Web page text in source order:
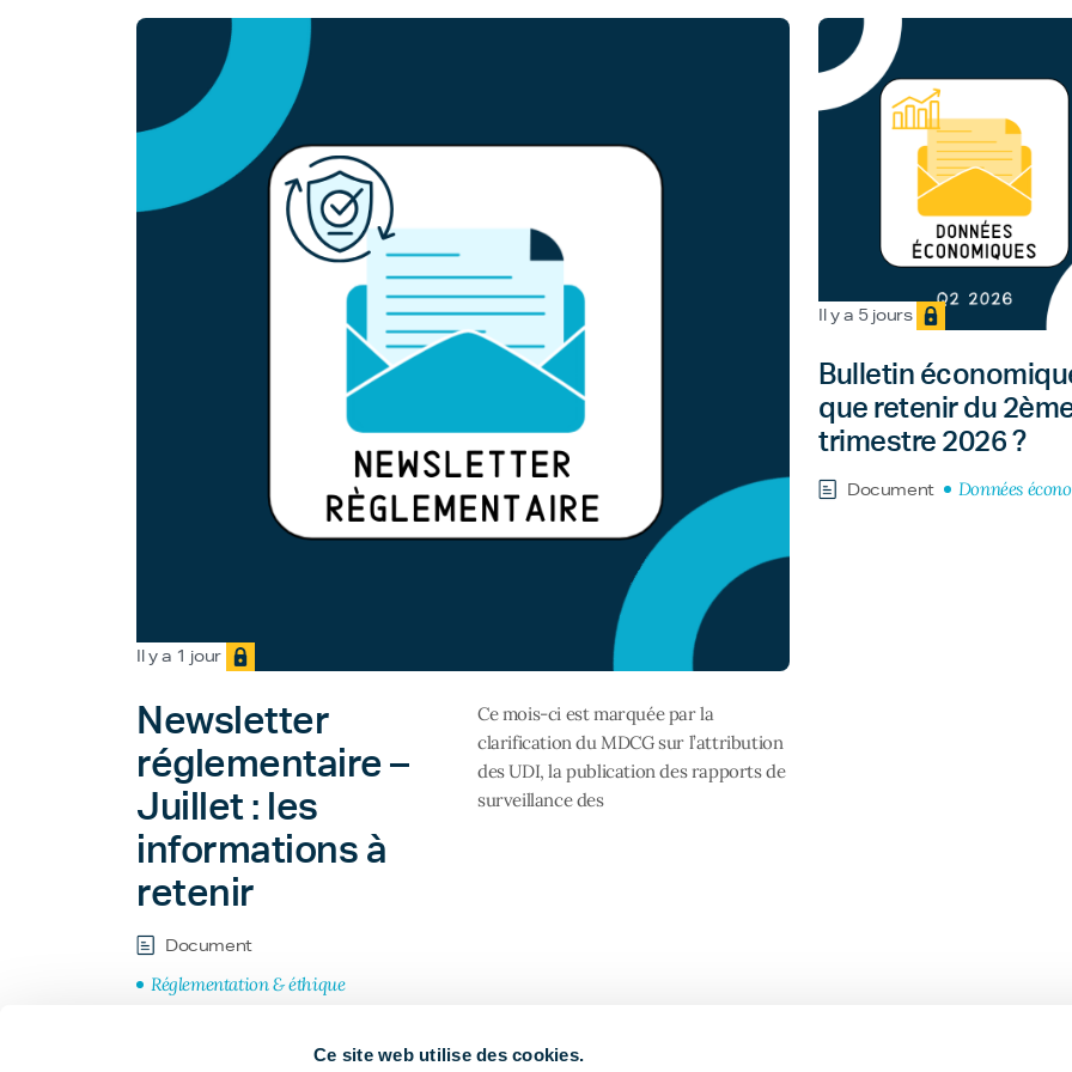
Ce site web utilise des cookies.
Il y a 1 jour
Newsletter
réglementaire –
Juillet : les
informations à
retenir
Document
Réglementation & éthique
Ce mois-ci est marquée par la
clarification du MDCG sur l’attribution
des UDI, la publication des rapports de
surveillance des
Il y a 5 jours
Bulletin
que retenir du
trimestre 2026 ?
Document Données